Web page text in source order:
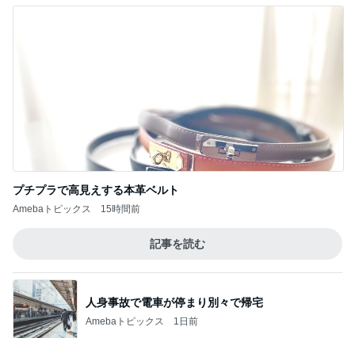
プチプラで高見えする本革ベルト
Amebaトピックス 15時間前
記事を読む
人身事故で電車が停まり別々で帰宅
Amebaトピックス 1日前